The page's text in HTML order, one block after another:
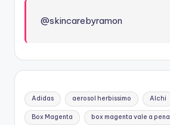
@skincarebyramon
Adidas aerosol herbissimo Alchi
Box Magenta box magenta vale a pena